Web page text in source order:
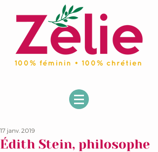
Édith Stein, philosophe
17 janv. 2019